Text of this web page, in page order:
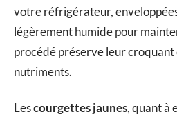
votre réfrigérateur,
légèrement humide pour
procédé préserve leur croquant
nutriments.
Lescourgettes jaunes, quant à